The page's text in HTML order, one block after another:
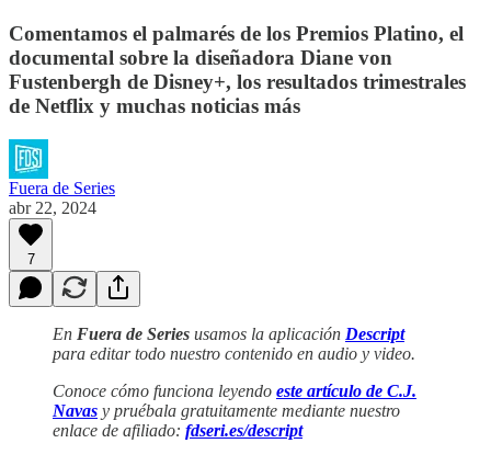
Comentamos el palmarés de los Premios Platino, el
documental sobre la diseñadora Diane von
Fustenbergh de Disney+, los resultados trimestrales
de Netflix y muchas noticias más
Fuera de Series
abr 22, 2024
7
En Fuera de Series usamos la aplicación Descript
para editar todo nuestro contenido en audio y video.
Conoce cómo funciona leyendo este artículo de C.J.
Navas y pruébala gratuitamente mediante nuestro
enlace de afiliado: fdseri.es/descript